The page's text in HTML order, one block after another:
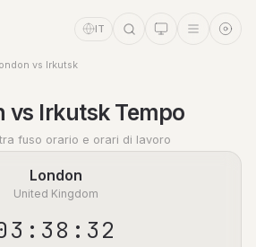
IT
vs Irkutsk
vs Irkutsk Tempo
fuso orario e orari di lavoro
London
United Kingdom